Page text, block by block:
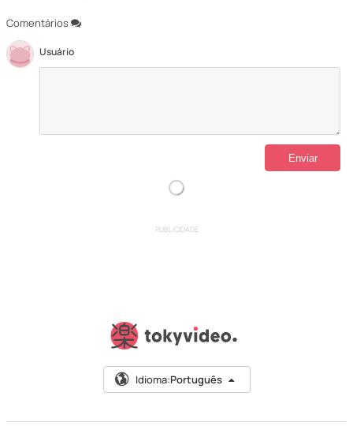
Comentários
Usuário
PUBLICIDADE
Idioma:Português